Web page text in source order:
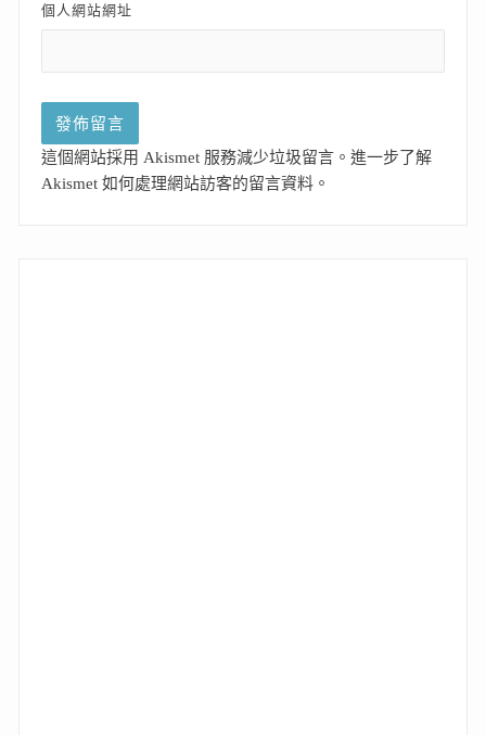
個人網站網址
這個網站採用 Akismet 服務減少垃圾留言。 進一步了解
Akismet 如何處理網站訪客的留言資料 。